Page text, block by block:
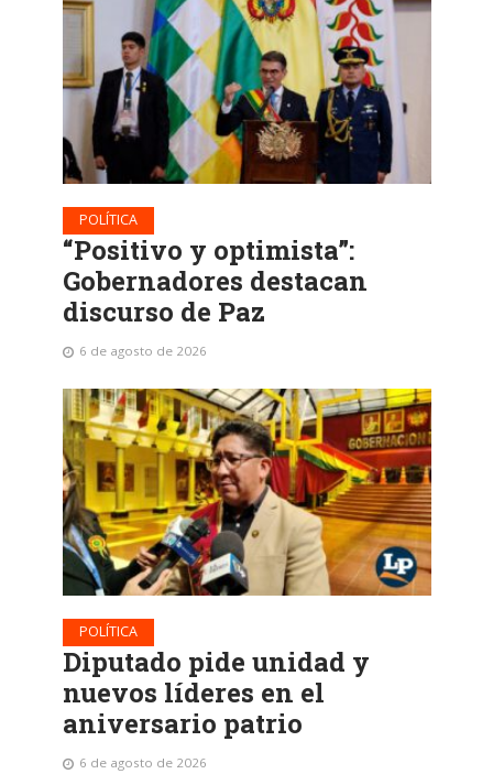
POLÍTICA
“Positivo y optimista”:
Gobernadores destacan
discurso de Paz
6 de agosto de 2026
POLÍTICA
Diputado pide unidad y
nuevos líderes en el
aniversario patrio
6 de agosto de 2026